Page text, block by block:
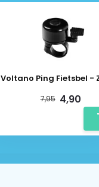
Voltano Ping Fietsbel -
7,95 4,90